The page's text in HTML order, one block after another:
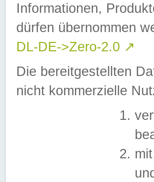
Informationen,
dürfen übernommen
DL-DE->Zero-2.0 ↗
Die bereitgestellten
nicht kommerzielle